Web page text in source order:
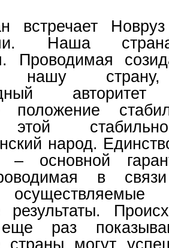
встречает
Наша
Проводимая
нашу страну,
авторитет
положение
этой
народ.
основной
в
результаты.
раз
страны могут